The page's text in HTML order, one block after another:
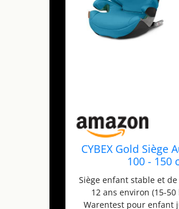
CYBEX Gold Siège
100 - 150
Siège enfant stable et
12 ans environ (15-
Warentest pour enfant